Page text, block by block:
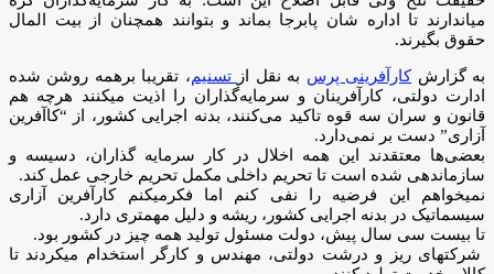
میاندارند تا اداره شان پابرجا بماند و بتوانند همچنان از بیت المال
حقوق بگیرند.
به گزارشکارآفرینی پرس به نقل از تسنیم، تقریبا برهمه روشن شده
ادارت دولتی، کارآفرینان و سرمایه‌گذاران را اذیت میکنند هرچه هم
قانون و سران سه قوه تاکید می‌کنند، بدنه اجرایی کشور، از “کاآفرین
آزاری” دست بر نمی‌دارد.
بعضی‌ها معتقدند این همه اخلال در کار سرمایه گذاران، دسیسه و
سازماندهی شده است تا تحریم داخلی مکمل تحریم خارجی عمل کند.
نمیخواهم این فرضیه را نفی کنم اما فکرمیکنم کارآفرین آزاری
سیسماتیک در بدنه اجرایی کشور، ریشه و دلیل مهمتری دارد.
تا بیست سی سال پیش، دولت مسئول تولید همه چیز در کشور بود.
شرکتهای ریز و درشت دولتی، مهندس و کارگر استخدام میکردند تا